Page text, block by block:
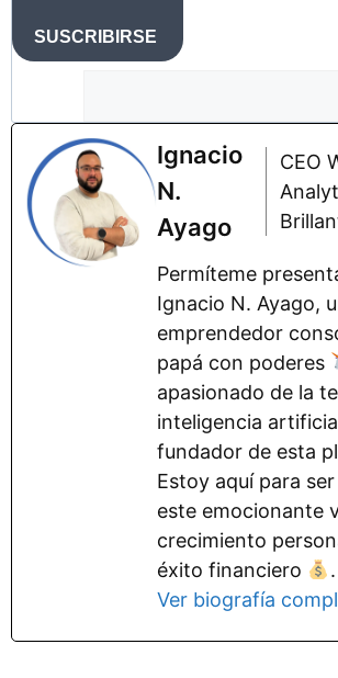
SUSCRIBIRSE
Ignacio
N.
Ayago
CEO
Permíteme
Ignacio N. Ayago,
emprendedor
papá con poderes
apasionado de la
inteligencia
fundador de esta
Estoy aquí para
este emocionante
crecimiento
éxito financiero
.
Ver biografía